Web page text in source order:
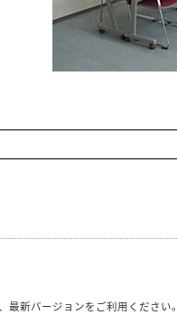
最新バージョンをご利用ください。